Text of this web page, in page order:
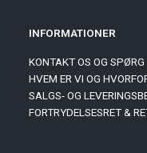
INFORMATIONER
KONTAKT OS OG SPØRG
HVEM ER VI OG
SALGS- OG
FORTRYDELSESRET &